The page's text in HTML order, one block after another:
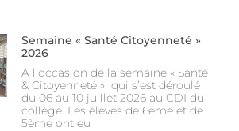
Semaine « Santé Citoyenneté »
2026
A l’occasion de la semaine « Santé
& Citoyenneté » qui s’est déroulé
du 06 au 10 juillet 2026 au CDI du
collège. Les élèves de 6ème et de
5ème ont eu